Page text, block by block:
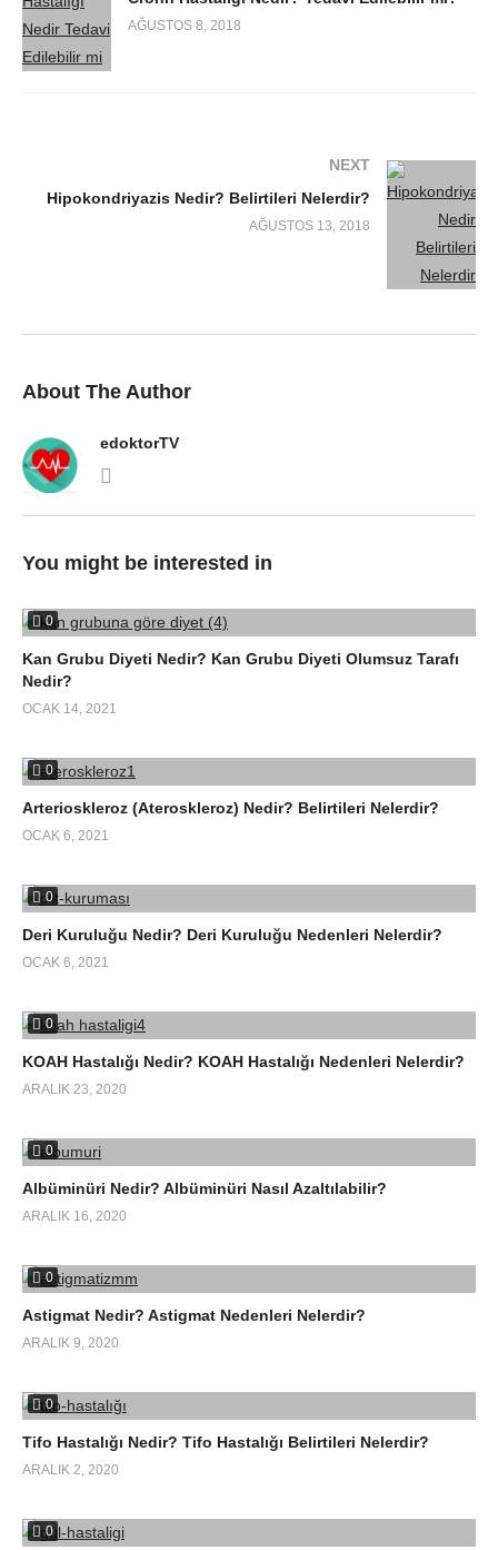
AĞUSTOS 8, 2018
NEXT
Hipokondriyazis Nedir? Belirtileri Nelerdir?
AĞUSTOS 13, 2018
About The Author
edoktorTV
You might be interested in
0
Kan Grubu Diyeti Nedir? Kan Grubu Diyeti Olumsuz Tarafı
Nedir?
OCAK 14, 2021
0
Arterioskleroz (Ateroskleroz) Nedir? Belirtileri Nelerdir?
OCAK 6, 2021
0
Deri Kuruluğu Nedir? Deri Kuruluğu Nedenleri Nelerdir?
OCAK 6, 2021
0
KOAH Hastalığı Nedir? KOAH Hastalığı Nedenleri Nelerdir?
ARALIK 23, 2020
0
Albüminüri Nedir? Albüminüri Nasıl Azaltılabilir?
ARALIK 16, 2020
0
Astigmat Nedir? Astigmat Nedenleri Nelerdir?
ARALIK 9, 2020
0
Tifo Hastalığı Nedir? Tifo Hastalığı Belirtileri Nelerdir?
ARALIK 2, 2020
0